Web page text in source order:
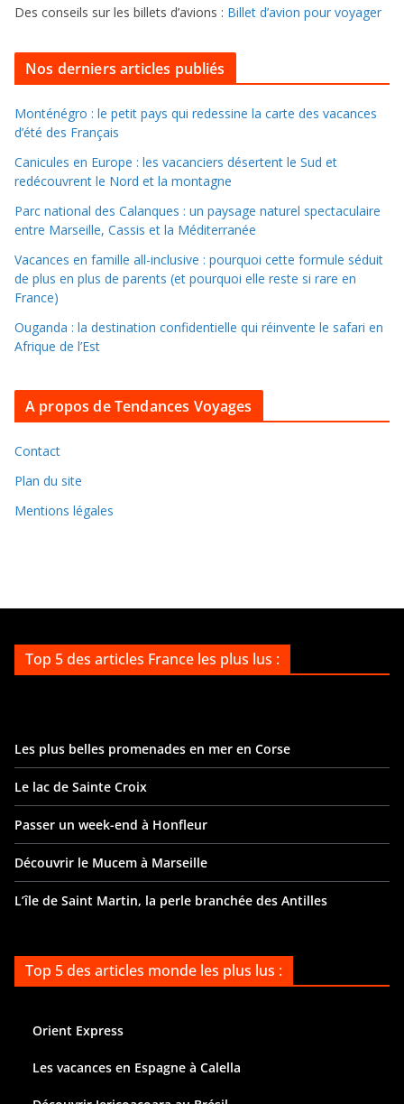
s
o
l
l
e
r
d
a
n
e
a
i
v
e
Des conseils sur les billets d’avions : Billet d’avion pour voyager
Nos derniers articles publiés
Monténégro : le petit pays qui redessine la carte des vacances
d’été des Français
Canicules en Europe : les vacanciers désertent le Sud et
redécouvrent le Nord et la montagne
Parc national des Calanques : un paysage naturel spectaculaire
entre Marseille, Cassis et la Méditerranée
Vacances en famille all-inclusive : pourquoi cette formule séduit
de plus en plus de parents (et pourquoi elle reste si rare en
France)
Ouganda : la destination confidentielle qui réinvente le safari en
Afrique de l’Est
A propos de Tendances Voyages
Contact
Plan du site
Mentions légales
Top 5 des articles France les plus lus :
Les plus belles promenades en mer en Corse
Le lac de Sainte Croix
Passer un week-end à Honfleur
Découvrir le Mucem à Marseille
L’île de Saint Martin, la perle branchée des Antilles
Top 5 des articles monde les plus lus :
Orient Express
Les vacances en Espagne à Calella